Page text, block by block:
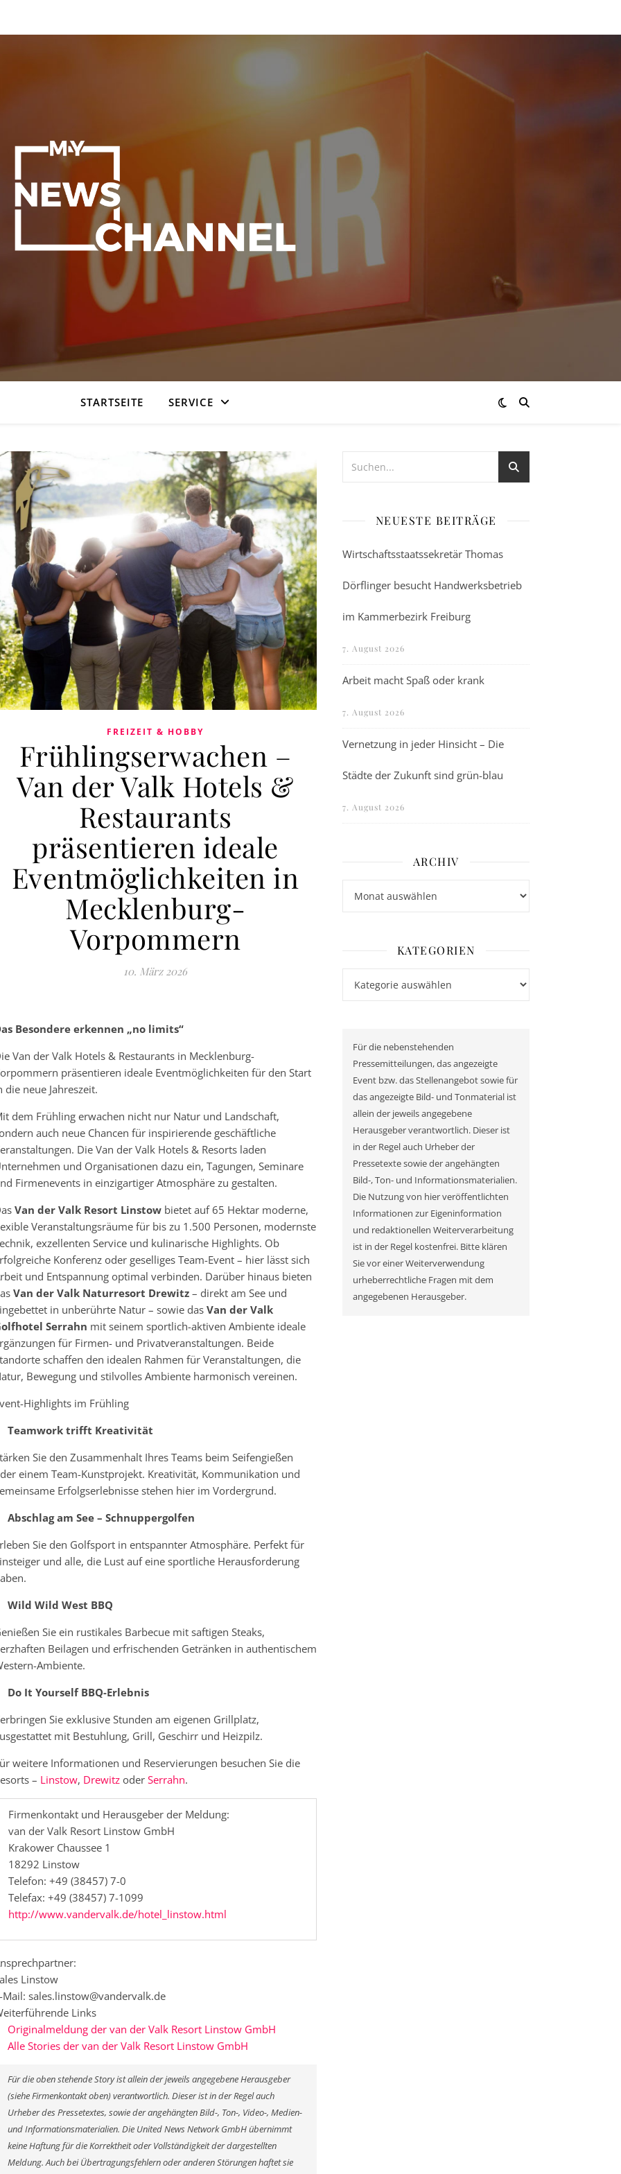
STARTSEITE SERVICE
FREIZEIT & HOBBY
Frühlingserwachen –
Van der Valk Hotels &
Restaurants
präsentieren ideale
Eventmöglichkeiten in
Mecklenburg-
Vorpommern
10. März 2026
Besondere erkennen „no limits“
Van der Valk Hotels & Restaurants in Mecklenburg-
präsentieren ideale Eventmöglichkeiten für den Start
die neue Jahreszeit.
dem Frühling erwachen nicht nur Natur und Landschaft,
auch neue Chancen für inspirierende geschäftliche
Die Van der Valk Hotels & Resorts laden
und Organisationen dazu ein, Tagungen, Seminare
Firmenevents in einzigartiger Atmosphäre zu gestalten.
Van der Valk Resort Linstow bietet auf 65 Hektar moderne,
Veranstaltungsräume für bis zu 1.500 Personen, modernste
exzellenten Service und kulinarische Highlights. Ob
Konferenz oder geselliges Team-Event – hier lässt sich
und Entspannung optimal verbinden. Darüber hinaus bieten
Van der Valk Naturresort Drewitz – direkt am See und
in unberührte Natur – sowie dasVan der Valk
Serrahn mit seinem sportlich-aktiven Ambiente ideale
für Firmen- und Privatveranstaltungen. Beide
schaffen den idealen Rahmen für Veranstaltungen, die
Bewegung und stilvolles Ambiente harmonisch vereinen.
Highlights im Frühling
Teamwork trifft Kreativität
Sie den Zusammenhalt Ihres Teams beim Seifengießen
einem Team-Kunstprojekt. Kreativität, Kommunikation und
Erfolgserlebnisse stehen hier im Vordergrund.
Abschlag am See – Schnuppergolfen
Sie den Golfsport in entspannter Atmosphäre. Perfekt für
und alle, die Lust auf eine sportliche Herausforderung
Wild Wild West BBQ
Sie ein rustikales Barbecue mit saftigen Steaks,
Beilagen und erfrischenden Getränken in authentischem
Ambiente.
Do It Yourself BBQ-Erlebnis
Sie exklusive Stunden am eigenen Grillplatz,
mit Bestuhlung, Grill, Geschirr und Heizpilz.
weitere Informationen und Reservierungen besuchen Sie die
– Linstow, Drewitz oder Serrahn.
Firmenkontakt und Herausgeber der Meldung:
van der Valk Resort Linstow GmbH
Krakower Chaussee 1
18292 Linstow
Telefon: +49 (38457) 7-0
Telefax: +49 (38457) 7-1099
http://www.vandervalk.de/hotel_linstow.html
Linstow
Mail: sales.linstow@vandervalk.de
Links
Originalmeldung der van der Valk Resort Linstow GmbH
Alle Stories der van der Valk Resort Linstow GmbH
Für die oben stehende Story ist allein der jeweils angegebene Herausgeber
(siehe Firmenkontakt oben) verantwortlich. Dieser ist in der Regel auch
Urheber des Pressetextes, sowie der angehängten Bild-, Ton-, Video-, Medien-
und Informationsmaterialien. Die United News Network GmbH übernimmt
keine Haftung für die Korrektheit oder Vollständigkeit der dargestellten
Meldung. Auch bei Übertragungsfehlern oder anderen Störungen haftet sie
NEUESTE BEITRÄGE
Wirtschaftsstaatssekretär Thomas
Dörflinger besucht Handwerksbetrieb
im Kammerbezirk Freiburg
7. August 2026
Arbeit macht Spaß oder krank
7. August 2026
Vernetzung in jeder Hinsicht – Die
Städte der Zukunft sind grün-blau
7. August 2026
ARCHIV
KATEGORIEN
Für die nebenstehenden
Pressemitteilungen, das angezeigte
Event bzw. das Stellenangebot sowie für
das angezeigte Bild- und Tonmaterial ist
allein der jeweils angegebene
Herausgeber verantwortlich. Dieser ist
in der Regel auch Urheber der
Pressetexte sowie der angehängten
Bild-, Ton- und Informationsmaterialien.
Die Nutzung von hier veröffentlichten
Informationen zur Eigeninformation
und redaktionellen Weiterverarbeitung
ist in der Regel kostenfrei. Bitte klären
Sie vor einer Weiterverwendung
urheberrechtliche Fragen mit dem
angegebenen Herausgeber.